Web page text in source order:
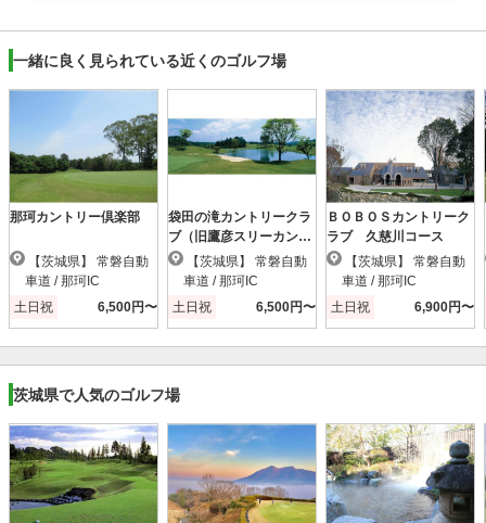
一緒に良く見られている近くのゴルフ場
那珂カントリー倶楽部
車道 / 那珂IC
土日祝
6,500円〜
袋田の滝カントリークラ
ブ（旧鷹彦スリーカント
リー）
車道 / 那珂IC
土日祝
6,500円〜
ＢＯＢＯＳカントリーク
ラブ 久慈川コース
車道 / 那珂IC
土日祝
6,900円〜
茨城県で人気のゴルフ場